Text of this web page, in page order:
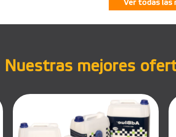
Ver todas las
Nuestras mejores